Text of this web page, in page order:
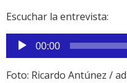
Escuchar la entrevista:
Reproductor
de
audio
00:00
Foto: Ricardo Antúnez /